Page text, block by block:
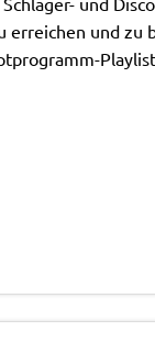
erreichen und